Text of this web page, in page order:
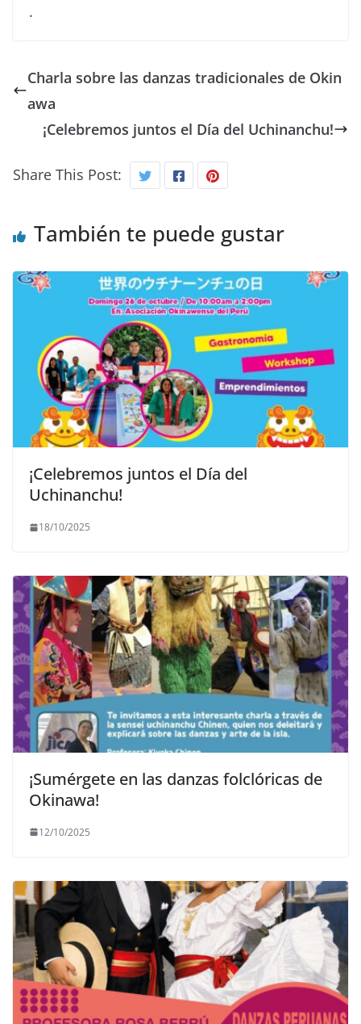
.
Charla sobre las danzas tradicionales de Okin
awa
¡Celebremos juntos el Día del Uchinanchu!
Share This Post:
También te puede gustar
¡Celebremos juntos el Día del
Uchinanchu!
18/10/2025
¡Sumérgete en las danzas folclóricas de
Okinawa!
12/10/2025